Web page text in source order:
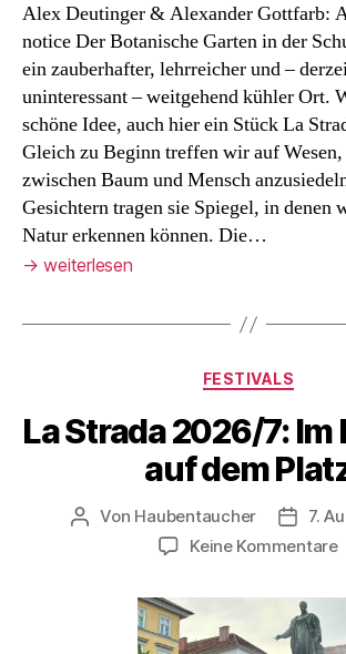
Alex Deutinger & Alexander Gottfarb:
notice Der Botanische Garten in der
ein zauberhafter, lehrreicher und –
uninteressant – weitgehend kühler Ort.
schöne Idee, auch hier ein Stück La
Gleich zu Beginn treffen wir auf
zwischen Baum und Mensch
Gesichtern tragen sie Spiegel, in denen
Natur erkennen können. Die…
→ weiterlesen
Kategorien
FESTIVALS
La Strada 2026/7: Im
auf dem
Beitragsautor
Von Haubentaucher
7.
Keine Kommentarezu